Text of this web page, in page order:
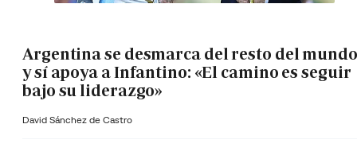
Argentina se desmarca del resto del mundo
y sí apoya a Infantino: «El camino es seguir
bajo su liderazgo»
David Sánchez de Castro